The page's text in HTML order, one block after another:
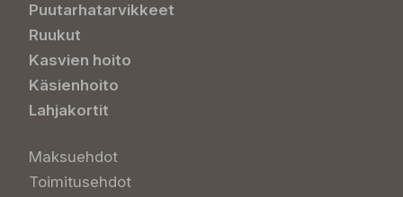
Puutarhatarvikkeet
Ruukut
Kasvien hoito
Käsienhoito
Lahjakortit
Maksuehdot
Toimitusehdot